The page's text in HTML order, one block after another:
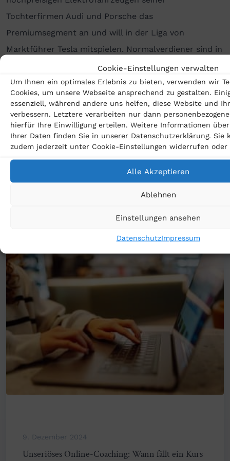
Cookie-Einstellungen verwalten
Um Ihnen ein optimales Erlebnis zu bieten, verwenden wir
Cookies, um unsere Webseite ansprechend zu gestalten.
essenziell, während andere uns helfen, diese Website und
verbessern. Letztere verarbeiten nur dann
hierfür Ihre Einwilligung erteilen. Weitere Informationen
Ihrer Daten finden Sie in unserer Datenschutzerklärung. Sie
zudem jederzeit unter Cookie-Einstellungen widerrufen oder
Alle Akzeptieren
Ablehnen
Einstellungen ansehen
DatenschutzImpressum
Tochterfirmen Audi und Porsche das
Premiumsegment an und will in der Liga von
Marktführer Tesla mitspielen. Normalverdiener sind in
der Mobilitätswende also vorerst nicht die Zielgruppe
des Konzerns.
[/av_textblock]
[/av_one_full]
Passende Beiträge
9. Dezember 2024
Unseriöses Online-Coaching: Wann fällt ein Kurs